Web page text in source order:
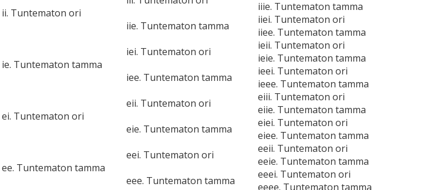
ii. Tuntematon ori
iiie. Tuntematon tamma
iie. Tuntematon tamma
iiei. Tuntematon ori
iiee. Tuntematon tamma
ie. Tuntematon tamma
iei. Tuntematon ori
ieii. Tuntematon ori
ieie. Tuntematon tamma
iee. Tuntematon tamma
ieei. Tuntematon ori
ieee. Tuntematon tamma
ei. Tuntematon ori
eii. Tuntematon ori
eiii. Tuntematon ori
eiie. Tuntematon tamma
eie. Tuntematon tamma
eiei. Tuntematon ori
eiee. Tuntematon tamma
ee. Tuntematon tamma
eei. Tuntematon ori
eeii. Tuntematon ori
eeie. Tuntematon tamma
eee. Tuntematon tamma
eeei. Tuntematon ori
eeee. Tuntematon tamma